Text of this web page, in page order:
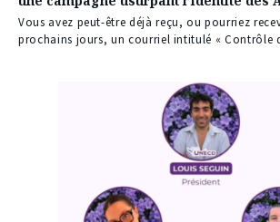
Vous avez peut-être déjà reçu, ou pourriez
prochains jours, un courriel intitulé « Contrôle